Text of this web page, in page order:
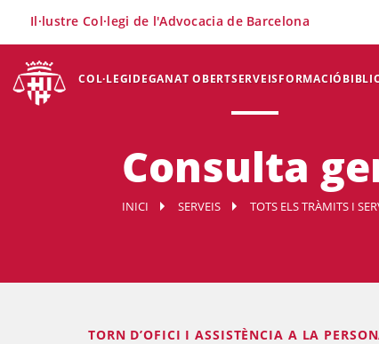
COL·LEGIDEGANAT OBERTSERVEISFORMACIÓ
Il·lustre Col·legi de l'Advocacia de Barcelona
Consulta
INICI SERVEIS TOTS ELS TRÀMITS I
TORN D’OFICI I ASSISTÈNCIA A LA